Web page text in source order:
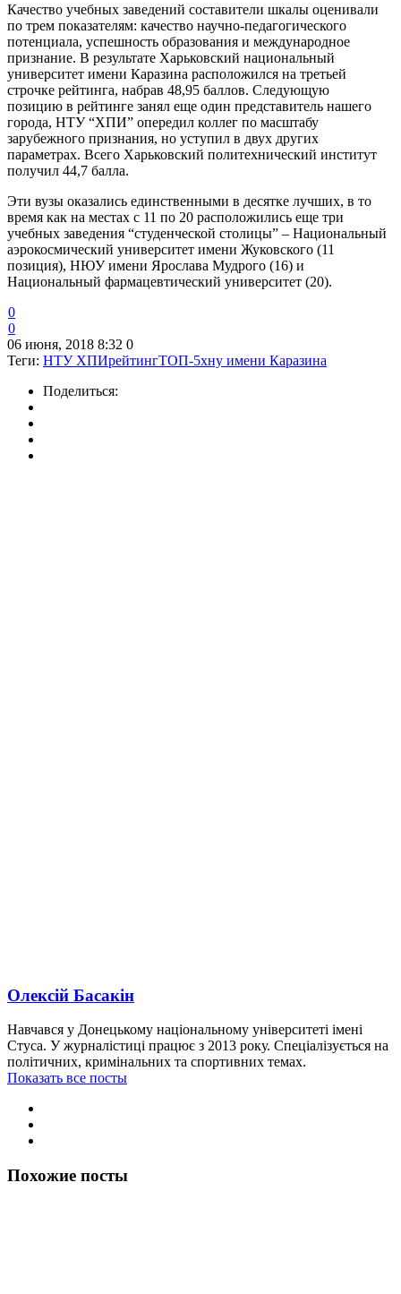
Качество учебных заведений составители шкалы оценивали
по трем показателям: качество научно-педагогического
потенциала, успешность образования и международное
признание. В результате Харьковский национальный
университет имени Каразина расположился на третьей
строчке рейтинга, набрав 48,95 баллов. Следующую
позицию в рейтинге занял еще один представитель нашего
города, НТУ “ХПИ” опередил коллег по масштабу
зарубежного признания, но уступил в двух других
параметрах. Всего Харьковский политехнический институт
получил 44,7 балла.
Эти вузы оказались единственными в десятке лучших, в то
время как на местах с 11 по 20 расположились еще три
учебных заведения “студенческой столицы” – Национальный
аэрокосмический университет имени Жуковского (11
позиция), НЮУ имени Ярослава Мудрого (16) и
Национальный фармацевтический университет (20).
0
0
06 июня, 2018 8:32 0
Теги: НТУ ХПИрейтингТОП-5хну имени Каразина
Поделиться:
Олексій Басакін
Навчався у Донецькому національному університеті імені
Стуса. У журналістиці працює з 2013 року. Спеціалізується на
політичних, кримінальних та спортивних темах.
Показать все посты
Похожие посты